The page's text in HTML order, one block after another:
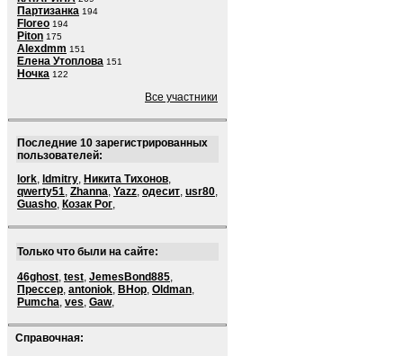
Партизанка 194
Floreo 194
Piton 175
Alexdmm 151
Елена Утоплова 151
Ночка 122
Все участники
Последние 10 зарегистрированных
пользователей:
lork, ldmitry, Никита Тихонов,
qwerty51, Zhanna, Yazz, одесит, usr80,
Guasho, Козак Рог,
Только что были на сайте:
46ghost, test, JemesBond885,
Прессер, antoniok, BHop, Oldman,
Pumcha, ves, Gaw,
Справочная: